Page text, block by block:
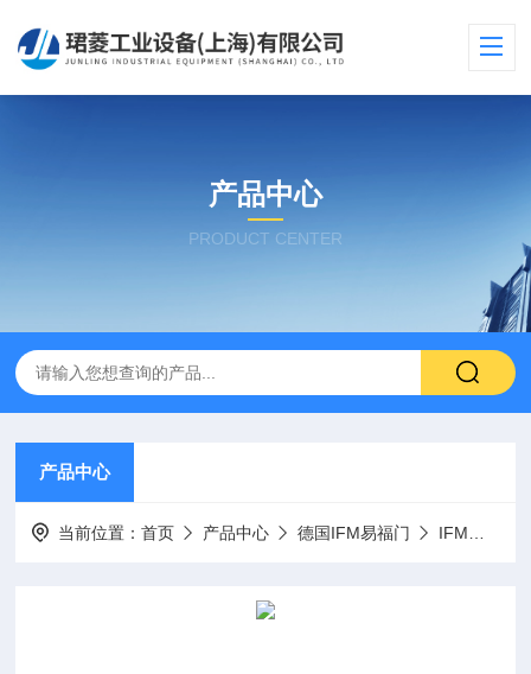
产品中心
PRODUCT CENTER
产品中心
当前位置：首页 产品中心 德国IFM易福门 IFM传感器